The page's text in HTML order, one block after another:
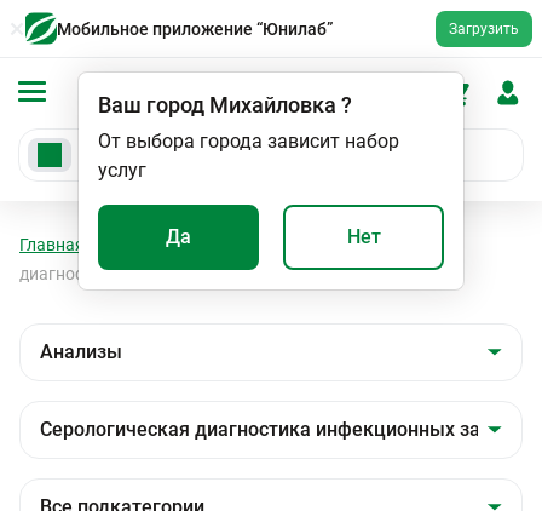
Мобильное приложение “Юнилаб” Загрузить
Ваш город Михайловка ?
От выбора города зависит набор
услуг
Да Нет
Главная Анализы
Серологическая
диагностика инфекционных заболеваний